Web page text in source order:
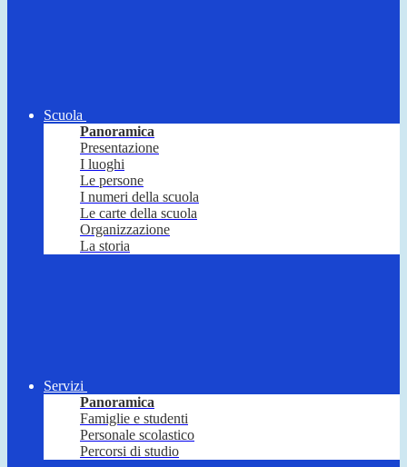
Scuola
Panoramica
Presentazione
I luoghi
Le persone
I numeri della scuola
Le carte della scuola
Organizzazione
La storia
Servizi
Panoramica
Famiglie e studenti
Personale scolastico
Percorsi di studio